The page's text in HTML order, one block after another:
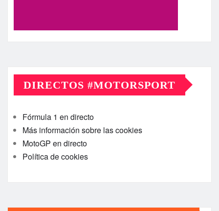
DIRECTOS #MOTORSPORT
Fórmula 1 en directo
Más información sobre las cookies
MotoGP en directo
Política de cookies